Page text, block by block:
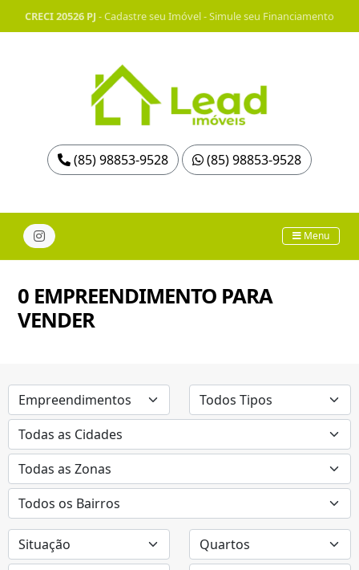
CRECI 20526 PJ -Cadastre seu Imóvel-Simule seu Financiamento
(85) 98853-9528 (85) 98853-9528
Menu
0 EMPREENDIMENTO PARA
VENDER